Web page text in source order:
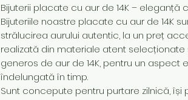
Bijuterii placate cu aur de 14K – eleganță
Bijuteriile noastre placate cu aur de 14K
strălucirea aurului autentic, la un preț
realizată din materiale atent
generos de aur de 14K, pentru un aspect
îndelungată în timp.
Sunt concepute pentru purtare zilnică, își